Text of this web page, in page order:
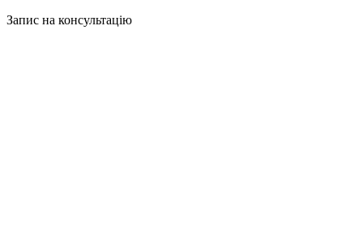
Запис на консультацію